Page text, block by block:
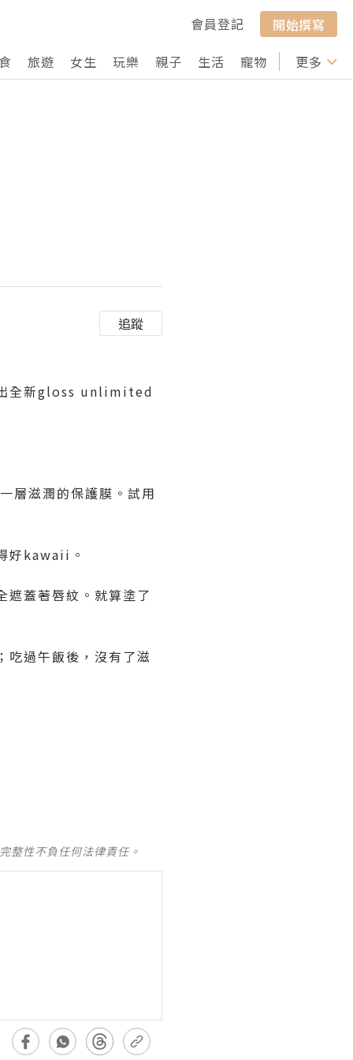
會員登記
開始撰寫
旅遊 女生 玩樂 親子 生活 寵物 行山 打卡
更多
追蹤
出全新gloss unlimited
層滋潤的保護膜。試用
好kawaii。
遮蓋著唇紋。就算塗了
吃過午飯後，沒有了滋
整性不負任何法律責任。